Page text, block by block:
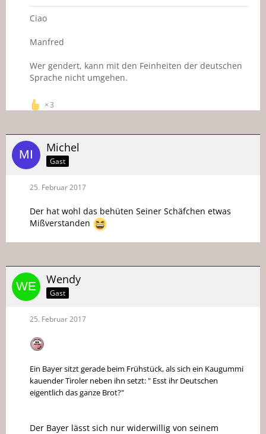
Ciao
Manfred
Wer gendert, kann mit den Feinheiten der deutschen
Sprache nicht umgehen.
3
Michel
Gast
25. Februar 2017
Der hat wohl das behüten Seiner Schäfchen etwas
Mißverstanden
Wendy
Gast
25. Februar 2017
Ein Bayer sitzt gerade beim Frühstück, als sich ein Kaugummi
kauender Tiroler neben ihn setzt: " Esst ihr Deutschen
eigentlich das ganze Brot?"
Der Bayer lässt sich nur widerwillig von seinem